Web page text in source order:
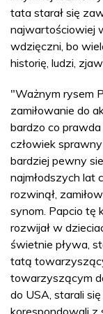
tata starał się
najwartościowiej
wdzięczni, bo
historię, ludzi,
"Ważnym rysem
zamiłowanie do
bardzo co prawda
człowiek
bardziej pewny
najmłodszych lat
rozwinął,
synom. Papcio tę
rozwijał w
świetnie pływa,
tatą
towarzyszącym
do USA, starali
korespondowali z